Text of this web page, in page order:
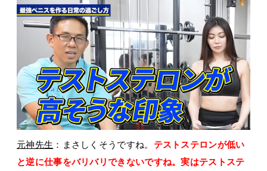
元神先生 ：まさしくそうですね。 テストステロンが低い
と逆に仕事をバリバリできないですね。実はテストステ